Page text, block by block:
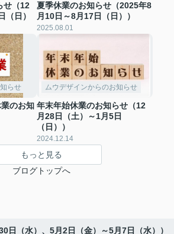
せ（12
（日）
夏季休業のお知らせ（2025年8
月10日～8月17日（日））
2025.08.01
らせ
のお知
ムウデザインからのお知らせ
年末年始休業のお知らせ（12
月28日（土）～1月5日
（日））
2024.12.14
もっと見る
ブログトップへ
日（水）、5月2日（金）～5月7日（水））